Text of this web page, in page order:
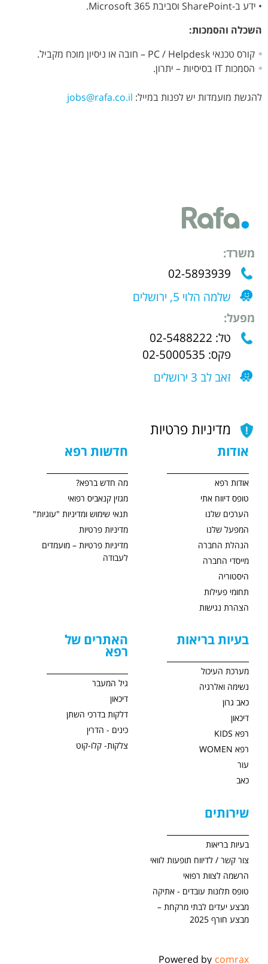
• ידע ב-SharePoint וסביבת Microsoft 365.
השכלה והסמכות:
קורס טכנאי PC / Helpdesk – חובה או ניסיון מוכח מקביל.
הסמכות IT בסיסיות – יתרון.
להגשת מועמדות יש לפנות במייל: jobs@rafa.co.il
משרד:
02-5893939
שלמה הלוי 5, ירושלים
מפעל:
טל: 02-5488222
פקס: 02-5000535
זאב לב 3 ירושלים
מדיניות פרטיות
אודות
אודות רפא
טופס דיווח אתי
הערכים שלנו
המפעל שלנו
הנהלת החברה
מייסדי החברה
היסטוריה
תחומי פעילות
הצהרת נגישות
חדשות רפא
מה חדש ברפא?
מגזין קנאביס רפואי
תנאי שימוש ומדיניות "עוגיות"
מדיניות פרטיות
מדיניות פרטיות – מועמדים
לעבודה
בעיות בריאות
מערכת העיכול
נשימה ואלרגיה
כאב גרון
דיכאון
רפא KIDS
רפא WOMEN
עור
כאב
האתרים של
רפא
גיל המעבר
דיכאון
דלקות בדרכי השתן
כינים - הדרין
צלקות- קלו-קוט
שירותים
בעיות בריאות
צור קשר / לדיווח תופעות לוואי
הרשמה לצוות רפואי
טופס תלונות עובדים - אתיקה
מבצע יעדים לבתי מרקחת –
מבצע חורף 2025
Powered by comrax